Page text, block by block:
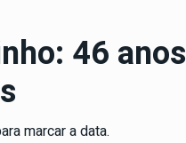
46 anos
marcar a data.